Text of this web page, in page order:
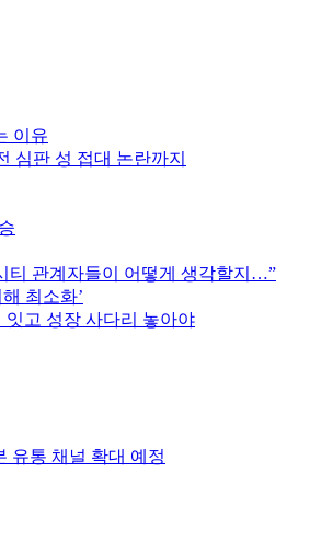
이유
심판 성 접대 논란까지
티 관계자들이 어떻게 생각할지…”
최소화’
고 성장 사다리 놓아야
유통 채널 확대 예정